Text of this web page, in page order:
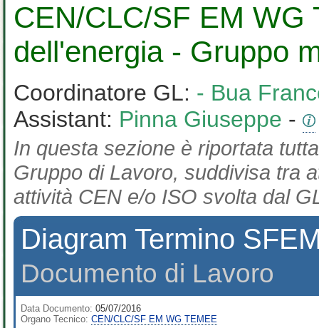
CEN/CLC/SF EM WG
dell'energia - Gruppo
Coordinatore GL: - Bua
Assistant: Pinna Giuseppe -
In questa sezione è riportata
Gruppo di Lavoro, suddivisa tra
attività CEN e/o ISO svolta dal
Diagram Termino
Documento di Lavoro
Data Documento: 05/07/2016
Organo Tecnico: CEN/CLC/SF EM WG TEMEE